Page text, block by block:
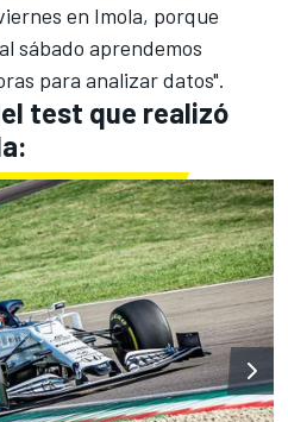
en Imola, porque
sábado aprendemos
para analizar datos".
test que realizó